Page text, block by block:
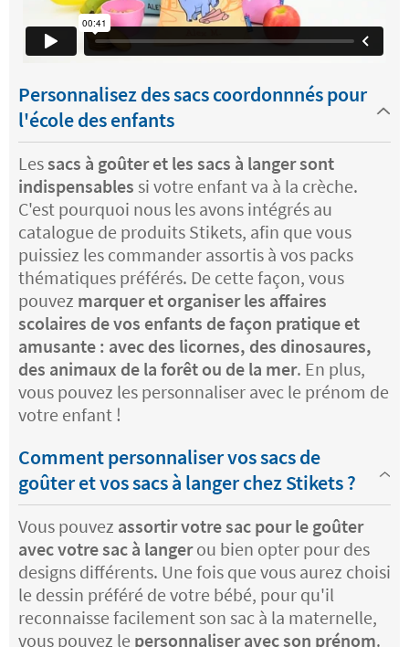
Personnalisez des sacs coordonnnés pour
l'école des enfants
Lessacs à goûter et les sacs à langer sont
indispensables si votre enfant va à la crèche.
C'est pourquoi nous les avons intégrés au
catalogue de produits Stikets, afin que vous
puissiez les commander assortis à vos packs
thématiques préférés. De cette façon, vous
pouvez marquer et organiser les affaires
scolaires de vos enfants de façon pratique et
amusante : avec des licornes, des dinosaures,
des animaux de la forêt ou de la mer. En plus,
vous pouvez les personnaliser avec le prénom de
votre enfant !
Comment personnaliser vos sacs de
goûter et vos sacs à langer chez Stikets ?
Vous pouvez assortir votre sac pour le goûter
avec votre sac à langerou bien opter pour des
designs différents. Une fois que vous aurez choisi
le dessin préféré de votre bébé, pour qu'il
reconnaisse facilement son sac à la maternelle,
vous pouvez le personnaliser avec son prénom.